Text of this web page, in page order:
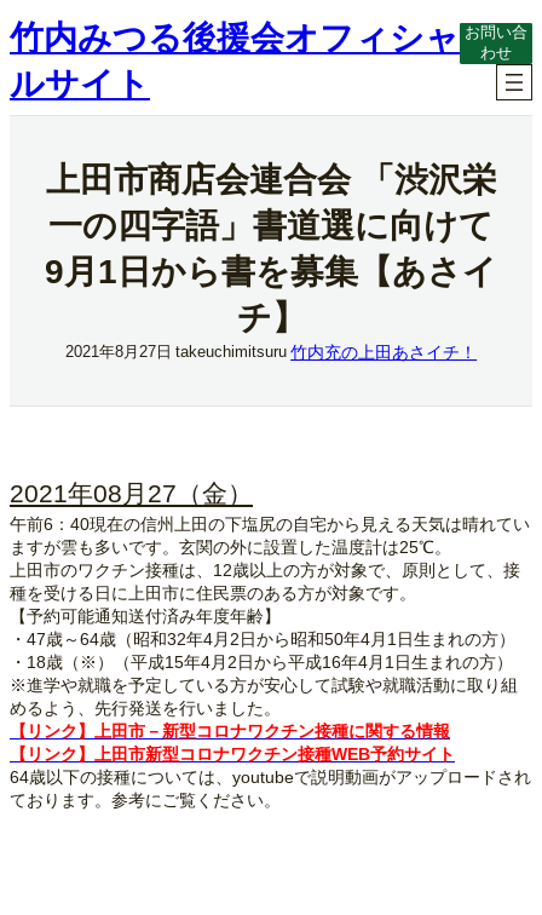
内
容
ス
キ
竹内みつる後援会オフィシャ
ルサイト
お問い合
わせ
上田市商店会連合会 「渋沢栄
一の四字語」書道選に向けて
9月1日から書を募集【あさイ
チ】
2021年8月27日 takeuchimitsuru 竹内充の上田あさイチ！
2021年08月27（金）
午前6：40現在の信州上田の下塩尻の自宅から見える天気は晴れてい
ますが雲も多いです。玄関の外に設置した温度計は25℃。
上田市のワクチン接種は、12歳以上の方が対象で、原則として、接
種を受ける日に上田市に住民票のある方が対象です。
【予約可能通知送付済み年度年齢】
・47歳～64歳（昭和32年4月2日から昭和50年4月1日生まれの方）
・18歳（※）（平成15年4月2日から平成16年4月1日生まれの方）
※進学や就職を予定している方が安心して試験や就職活動に取り組
めるよう、先行発送を行いました。
【リンク】上田市－新型コロナワクチン接種に関する情報
【リンク】上田市新型コロナワクチン接種WEB予約サイト
64歳以下の接種については、youtubeで説明動画がアップロードされ
ております。参考にご覧ください。